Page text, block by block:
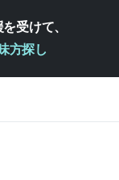
受けて、
方探し